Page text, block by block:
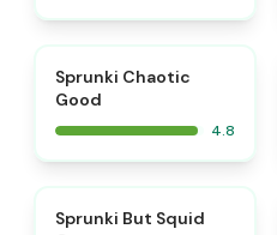
Sprunki Chaotic
Good
4.8
Sprunki But Squid